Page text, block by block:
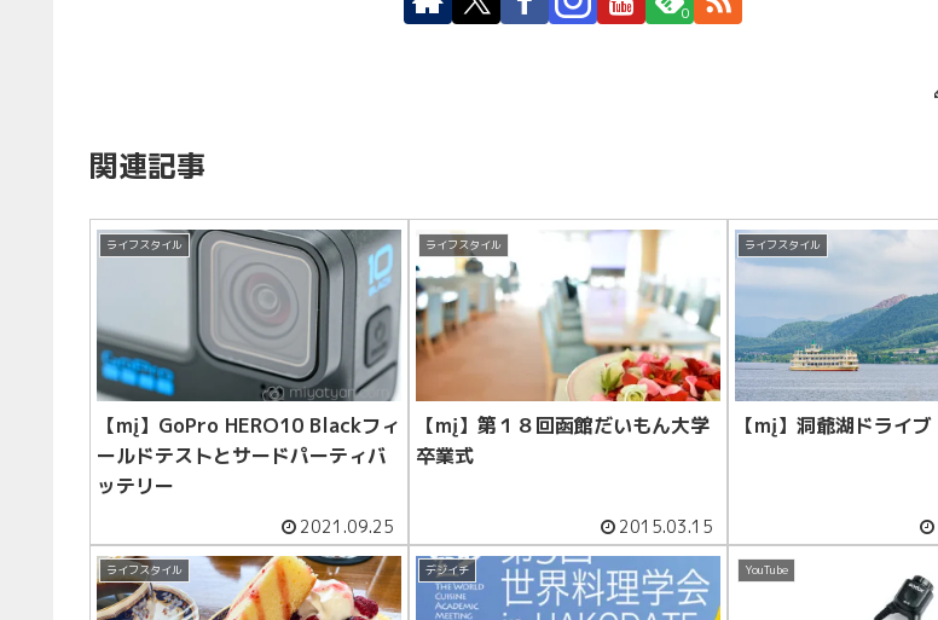
0
関連記事
ライフスタイル
【mį】GoPro HERO10 Blackフィ
ールドテストとサードパーティバ
ッテリー
2021.09.25
ライフスタイル
【mį】第１８回函館だいもん大学
卒業式
2015.03.15
ライフスタイル
【mį】洞爺湖ドライブ
ライフスタイル デジイチ YouTube